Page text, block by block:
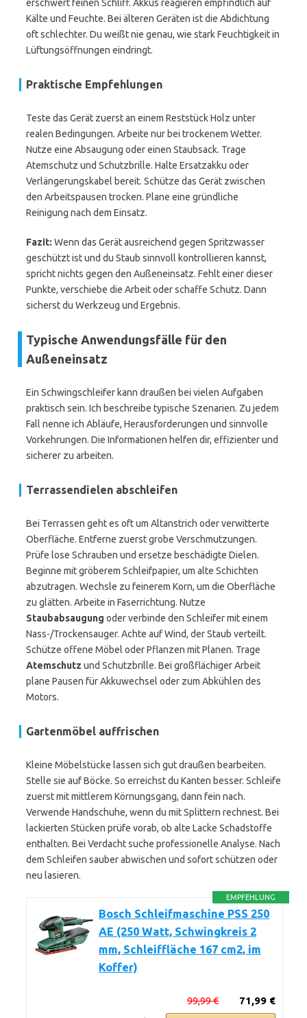
erschwert feinen Schliff. Akkus reagieren empfindlich auf
Kälte und Feuchte. Bei älteren Geräten ist die Abdichtung
oft schlechter. Du weißt nie genau, wie stark Feuchtigkeit in
Lüftungsöffnungen eindringt.
Praktische Empfehlungen
Teste das Gerät zuerst an einem Reststück Holz unter
realen Bedingungen. Arbeite nur bei trockenem Wetter.
Nutze eine Absaugung oder einen Staubsack. Trage
Atemschutz und Schutzbrille. Halte Ersatzakku oder
Verlängerungskabel bereit. Schütze das Gerät zwischen
den Arbeitspausen trocken. Plane eine gründliche
Reinigung nach dem Einsatz.
Fazit: Wenn das Gerät ausreichend gegen Spritzwasser
geschützt ist und du Staub sinnvoll kontrollieren kannst,
spricht nichts gegen den Außeneinsatz. Fehlt einer dieser
Punkte, verschiebe die Arbeit oder schaffe Schutz. Dann
sicherst du Werkzeug und Ergebnis.
Typische Anwendungsfälle für den
Außeneinsatz
Ein Schwingschleifer kann draußen bei vielen Aufgaben
praktisch sein. Ich beschreibe typische Szenarien. Zu jedem
Fall nenne ich Abläufe, Herausforderungen und sinnvolle
Vorkehrungen. Die Informationen helfen dir, effizienter und
sicherer zu arbeiten.
Terrassendielen abschleifen
Bei Terrassen geht es oft um Altanstrich oder verwitterte
Oberfläche. Entferne zuerst grobe Verschmutzungen.
Prüfe lose Schrauben und ersetze beschädigte Dielen.
Beginne mit gröberem Schleifpapier, um alte Schichten
abzutragen. Wechsle zu feinerem Korn, um die Oberfläche
zu glätten. Arbeite in Faserrichtung. Nutze
Staubabsaugung oder verbinde den Schleifer mit einem
Nass-/Trockensauger. Achte auf Wind, der Staub verteilt.
Schütze offene Möbel oder Pflanzen mit Planen. Trage
Atemschutz und Schutzbrille. Bei großflächiger Arbeit
plane Pausen für Akkuwechsel oder zum Abkühlen des
Motors.
Gartenmöbel auffrischen
Kleine Möbelstücke lassen sich gut draußen bearbeiten.
Stelle sie auf Böcke. So erreichst du Kanten besser. Schleife
zuerst mit mittlerem Körnungsgang, dann fein nach.
Verwende Handschuhe, wenn du mit Splittern rechnest. Bei
lackierten Stücken prüfe vorab, ob alte Lacke Schadstoffe
enthalten. Bei Verdacht suche professionelle Analyse. Nach
dem Schleifen sauber abwischen und sofort schützen oder
neu lasieren.
EMPFEHLUNG
Bosch Schleifmaschine PSS 250
AE (250 Watt, Schwingkreis 2
mm, Schleiffläche 167 cm2, im
Koffer)
71,99 €
99,99 €